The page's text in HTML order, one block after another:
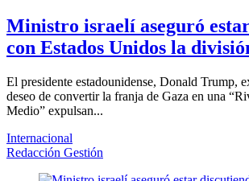
Ministro israelí aseguró
con Estados Unidos la
El presidente estadounidense, Donald Trump,
deseo de convertir la franja de Gaza en una
Medio” expulsan...
Internacional
Redacción Gestión